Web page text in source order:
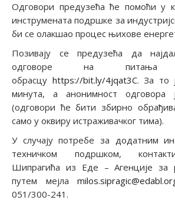
Одговори предузећа ће помоћи у
инструмената подршке за
би се олакшао процес њихове
Позивају се предузећа да
одговоре на
обрасцу https://bit.ly/4jqat3C. За то
минута, а анонимност одговора
(одговори ће бити збирно
само у оквиру истраживачког тима).
У случају потребе за додатним
техничком подршком,
Шипрагића из Еде – Агенције за
путем мејла
051/300-241.